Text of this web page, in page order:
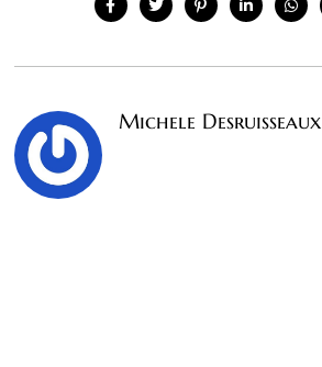
Michele Desruisseaux